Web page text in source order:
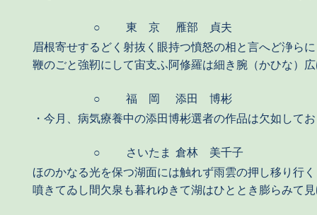
○ 東 京
雁部 貞夫
眉根寄せするどく射抜く眼持つ憤怒の相と言へど浄らに
鞭のごと強靭にして宙支ふ阿修羅は細き腕（かひな）
○ 福 岡
添田 博彬
・今月、病気療養中の添田博彬選者の作品は欠如して
○ さいたま 倉林 美千子
ほのかなる光を保つ湖面には触れず雨雲の押し移り行く
噴きてゐし間欠泉も暮れゆきて湖はひととき膨らみて